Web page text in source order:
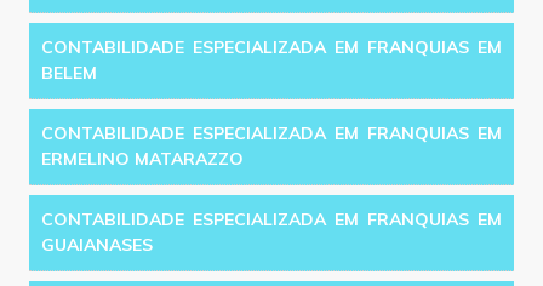
CONTABILIDADE ESPECIALIZADA EM FRANQUIAS EM
BELEM
CONTABILIDADE ESPECIALIZADA EM FRANQUIAS EM
ERMELINO MATARAZZO
CONTABILIDADE ESPECIALIZADA EM FRANQUIAS EM
GUAIANASES